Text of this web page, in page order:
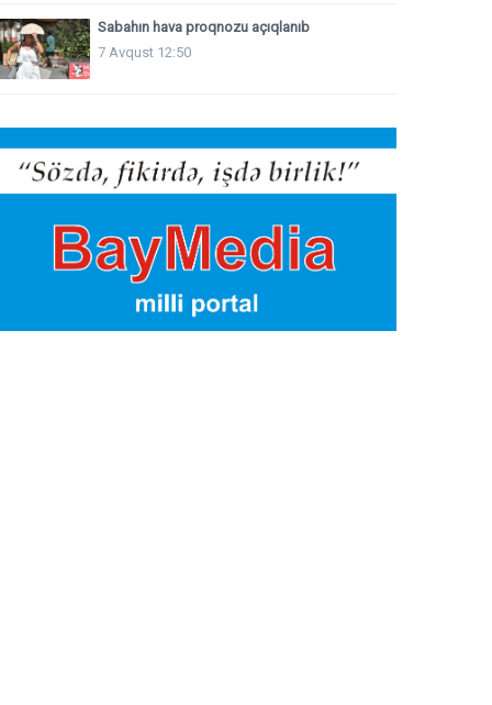
Sabahın hava proqnozu açıqlanıb
7 Avqust 12:50